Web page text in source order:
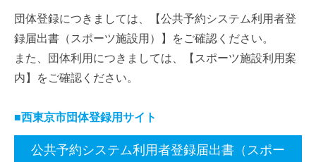
団体登録につきましては、【公共予約システム利用者登
録届出書（スポーツ施設用）】をご確認ください。
また、団体利用につきましては、【スポーツ施設利用案
内】をご確認ください。
■西東京市団体登録用サイト
公共予約システム利用者登録届出書（スポー